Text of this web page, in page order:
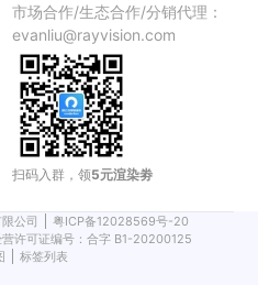
市场合作/生态合作/分销代理：
evanliu@rayvision.com
扫码入群，领5元渲染劵
公司
粤ICP备12028569号-20
许可证编号：合字 B1-20200125
标签列表